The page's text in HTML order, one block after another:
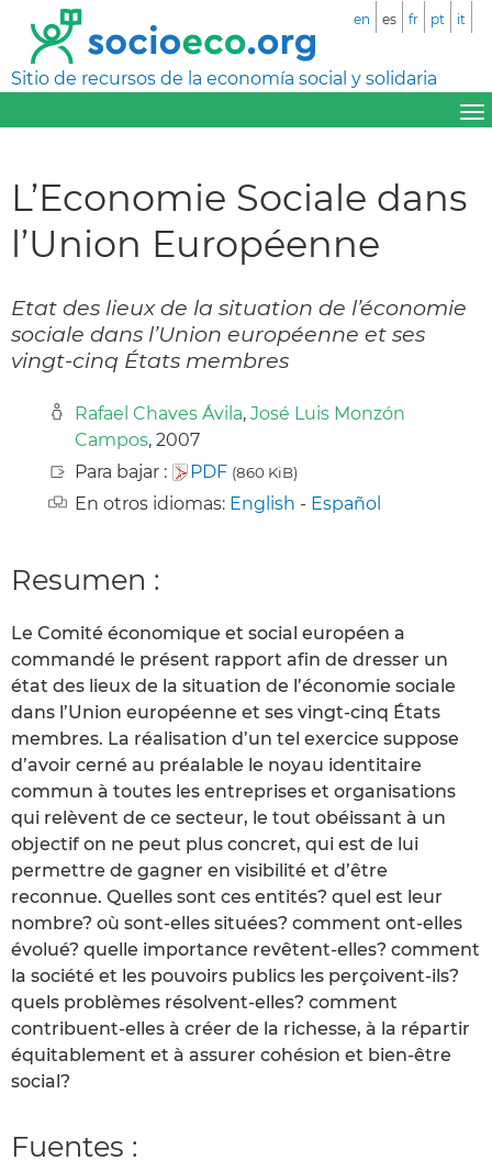
Sitio de recursos de la economía social y solidaria
en es fr pt it
L’Economie Sociale dans
l’Union Européenne
Etat des lieux de la situation de l’économie
sociale dans l’Union européenne et ses
vingt-cinq États membres
Rafael Chaves Ávila, José Luis Monzón
Campos, 2007
Para bajar :
PDF (860 KiB)
En otros idiomas: English - Español
Resumen :
Le Comité économique et social européen a
commandé le présent rapport afin de dresser un
état des lieux de la situation de l’économie sociale
dans l’Union européenne et ses vingt-cinq États
membres. La réalisation d’un tel exercice suppose
d’avoir cerné au préalable le noyau identitaire
commun à toutes les entreprises et organisations
qui relèvent de ce secteur, le tout obéissant à un
objectif on ne peut plus concret, qui est de lui
permettre de gagner en visibilité et d’être
reconnue. Quelles sont ces entités? quel est leur
nombre? où sont-elles situées? comment ont-elles
évolué? quelle importance revêtent-elles? comment
la société et les pouvoirs publics les perçoivent-ils?
quels problèmes résolvent-elles? comment
contribuent-elles à créer de la richesse, à la répartir
équitablement et à assurer cohésion et bien-être
social?
Fuentes :